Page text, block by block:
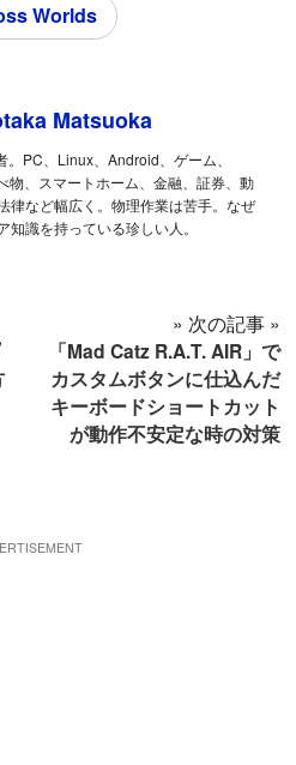
Worlds
Matsuoka
。PC、Linux、Android、ゲーム、
物、スマートホーム、金融、証券、動
律など幅広く。物理作業は苦手。なぜ
知識を持っている珍しい人。
» 次の記事 »
「Mad Catz R.A.T. AIR」で
カスタムボタンに仕込んだ
キーボードショートカット
が動作不安定な時の対策